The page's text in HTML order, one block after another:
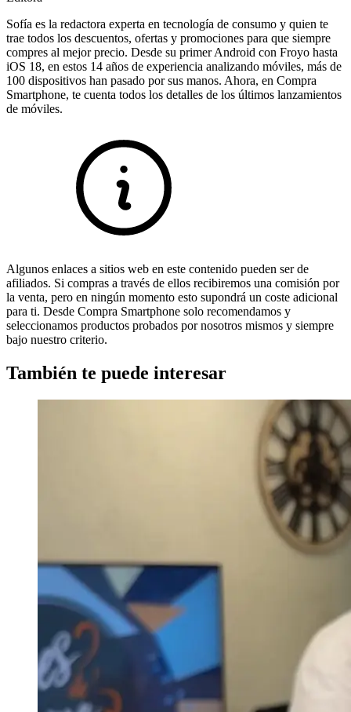
Sofía es la redactora experta en tecnología de consumo y quien te
trae todos los descuentos, ofertas y promociones para que siempre
compres al mejor precio. Desde su primer Android con Froyo hasta
iOS 18, en estos 14 años de experiencia analizando móviles, más de
100 dispositivos han pasado por sus manos. Ahora, en Compra
Smartphone, te cuenta todos los detalles de los últimos lanzamientos
de móviles.
Algunos enlaces a sitios web en este contenido pueden ser de
afiliados. Si compras a través de ellos recibiremos una comisión por
la venta, pero en ningún momento esto supondrá un coste adicional
para ti. Desde Compra Smartphone solo recomendamos y
seleccionamos productos probados por nosotros mismos y siempre
bajo nuestro criterio.
También te puede interesar